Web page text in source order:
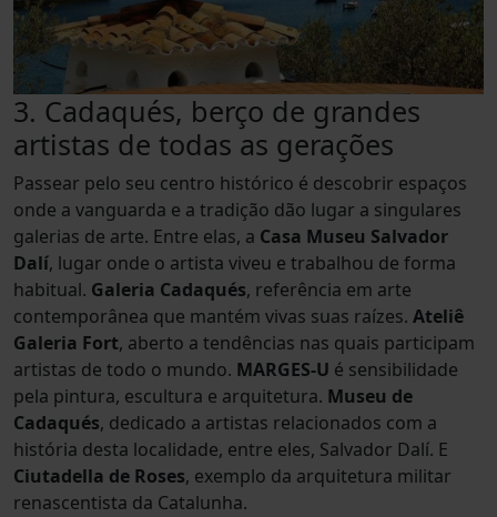
3. Cadaqués, berço de grandes
artistas de todas as gerações
Passear pelo seu centro histórico é descobrir espaços
onde a vanguarda e a tradição dão lugar a singulares
galerias de arte. Entre elas, a Casa Museu Salvador
Dalí, lugar onde o artista viveu e trabalhou de forma
habitual. Galeria Cadaqués, referência em arte
contemporânea que mantém vivas suas raízes. Ateliê
Galeria Fort, aberto a tendências nas quais participam
artistas de todo o mundo. MARGES-U é sensibilidade
pela pintura, escultura e arquitetura. Museu de
Cadaqués, dedicado a artistas relacionados com a
história desta localidade, entre eles, Salvador Dalí. E
Ciutadella de Roses, exemplo da arquitetura militar
renascentista da Catalunha.